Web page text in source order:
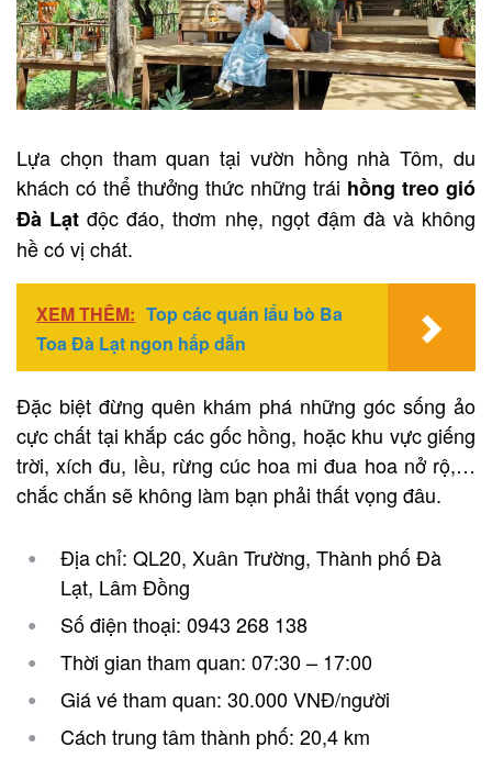
Lựa chọn tham quan tại vườn hồng nhà Tôm, du
khách có thể thưởng thức những trái hồng treo gió
Đà Lạt độc đáo, thơm nhẹ, ngọt đậm đà và không
hề có vị chát.
XEM THÊM: Top các quán lẩu bò Ba
Toa Đà Lạt ngon hấp dẫn
Đặc biệt đừng quên khám phá những góc sống ảo
cực chất tại khắp các gốc hồng, hoặc khu vực giếng
trời, xích đu, lều, rừng cúc hoa mi đua hoa nở rộ,…
chắc chắn sẽ không làm bạn phải thất vọng đâu.
Địa chỉ: QL20, Xuân Trường, Thành phố Đà
Lạt, Lâm Đồng
Số điện thoại: 0943 268 138
Thời gian tham quan: 07:30 – 17:00
Giá vé tham quan: 30.000 VNĐ/người
Cách trung tâm thành phố: 20,4 km